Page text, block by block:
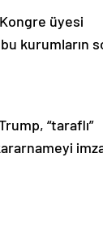
üyesi
kurumların
“taraflı”